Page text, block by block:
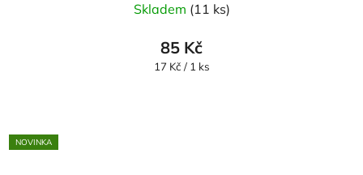
Skladem (11 ks)
85 Kč
Měrná
17 Kč / 1 ks
NOVINKA